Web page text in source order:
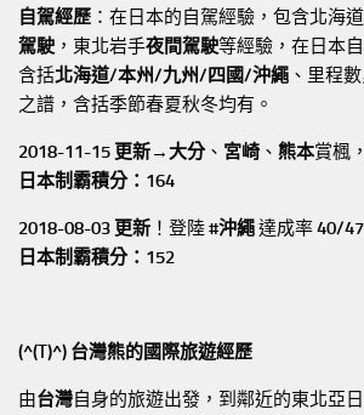
自駕經歷 ：在日本的自駕經驗，包含北海
駕駛 ，東北岩手夜間駕駛等經驗，在日本
含括北海道/本州/九州/四國/沖繩 、里程
之譜，含括季節春夏秋冬均有。
2018-11-15 更新→ 大分、 宮崎 、 熊本賞楓
日本制霸積分：164
2018-08-03 更新 ！登陸#沖繩達成率40/47
日本制霸積分：152
(^(T)^) 台灣熊的國際旅遊經歷
由台灣自身的旅遊出發，到鄰近的東北亞日